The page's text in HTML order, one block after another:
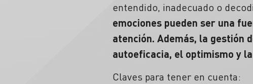
entendido, inadecuado o
emociones pueden ser una
atención. Además, la gestión
autoeficacia, el optimismo y
Claves para tener en cuenta: